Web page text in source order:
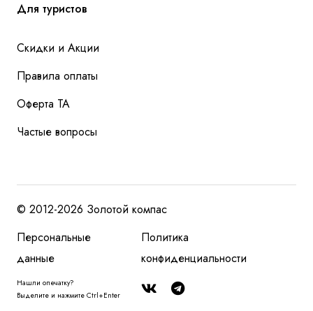
Для туристов
Скидки и Акции
Правила оплаты
Оферта ТА
Частые вопросы
© 2012-2026 Золотой компас
Персональные
данные
Политика
конфиденциальности
Нашли опечатку?
Выделите и нажмите Ctrl+Enter